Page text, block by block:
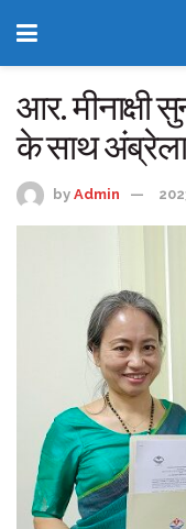
आर. मीनाक्षी
के साथ अंब्रेला
by Admin